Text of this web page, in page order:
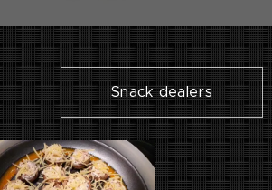
Snack dealers